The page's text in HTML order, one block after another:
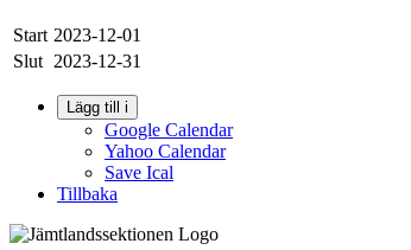
Start 2023-12-01
Slut 2023-12-31
Lägg till i
Google Calendar
Yahoo Calendar
Save Ical
Tillbaka